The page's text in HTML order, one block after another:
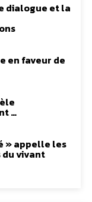
dialogue et la
en faveur de
…
» appelle les
du vivant